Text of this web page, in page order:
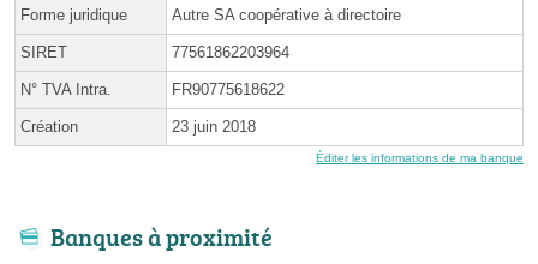
Forme juridique Autre SA coopérative à directoire
SIRET 77561862203964
N° TVA Intra. FR90775618622
Création 23 juin 2018
Éditer les informations de ma banque
Banques à proximité